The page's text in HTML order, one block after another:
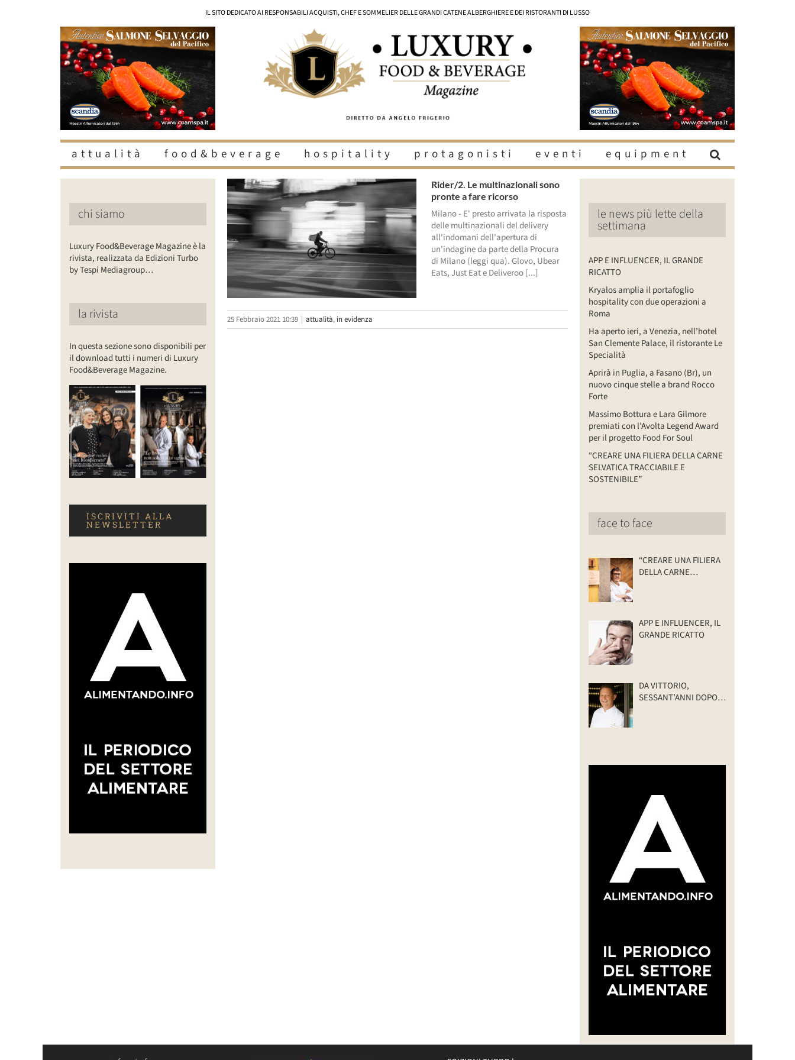
IL SITO DEDICATO AI RESPONSABILI ACQUISTI, CHEF E SOMMELIER DELLE GRANDI CATENE ALBERGHIERE E DEI RISTORANTI DI LUSSO
attualità food&beverage hospitality protagonisti eventi equipment
Rider/2. Le multinazionali sono
pronte a fare ricorso
Milano - E' presto arrivata la risposta
delle multinazionali del delivery
all'indomani dell'apertura di
un'indagine da parte della Procura
di Milano (leggi qua). Glovo, Ubear
Eats, Just Eat e Deliveroo [...]
25 Febbraio 2021 10:39 | attualità, in evidenza
chi siamo
Luxury Food&Beverage Magazine è la
rivista, realizzata da Edizioni Turbo
by Tespi Mediagroup…
la rivista
In questa sezione sono disponibili per
il download tutti i numeri di Luxury
Food&Beverage Magazine.
ISCRIVITI ALLA
NEWSLETTER
le news più lette della
settimana
APP E INFLUENCER, IL GRANDE
RICATTO
Kryalos amplia il portafoglio
hospitality con due operazioni a
Roma
Ha aperto ieri, a Venezia, nell’hotel
San Clemente Palace, il ristorante Le
Specialità
Aprirà in Puglia, a Fasano (Br), un
nuovo cinque stelle a brand Rocco
Forte
Massimo Bottura e Lara Gilmore
premiati con l’Avolta Legend Award
per il progetto Food For Soul
“CREARE UNA FILIERA DELLA CARNE
SELVATICA TRACCIABILE E
SOSTENIBILE”
face to face
“CREARE UNA FILIERA
DELLA CARNE
APP E INFLUENCER, IL
GRANDE RICATTO
DA VITTORIO,
SESSANT’ANNI DOPO: